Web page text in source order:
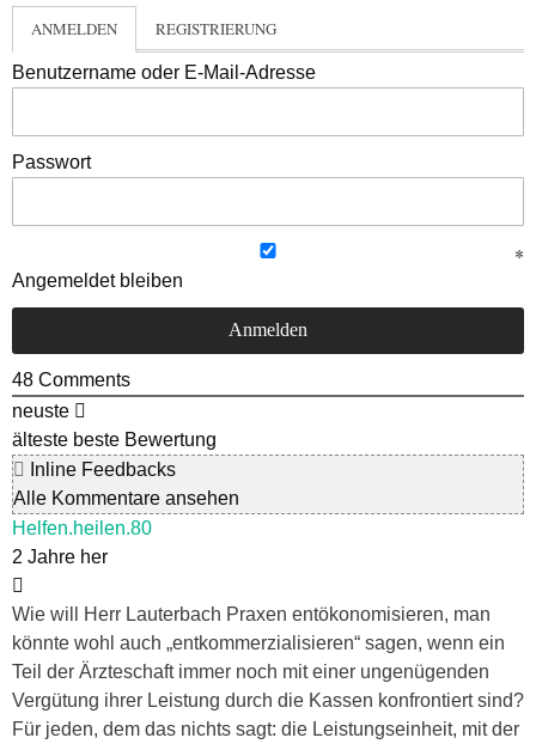
ANMELDEN REGISTRIERUNG
Benutzername oder E-Mail-Adresse
Passwort
Angemeldet bleiben
48 Comments
neuste
älteste beste Bewertung
Inline Feedbacks
Alle Kommentare ansehen
Helfen.heilen.80
2 Jahre her
Wie will Herr Lauterbach Praxen entökonomisieren, man
könnte wohl auch „entkommerzialisieren“ sagen, wenn ein
Teil der Ärzteschaft immer noch mit einer ungenügenden
Vergütung ihrer Leistung durch die Kassen konfrontiert sind?
Für jeden, dem das nichts sagt: die Leistungseinheit, mit der